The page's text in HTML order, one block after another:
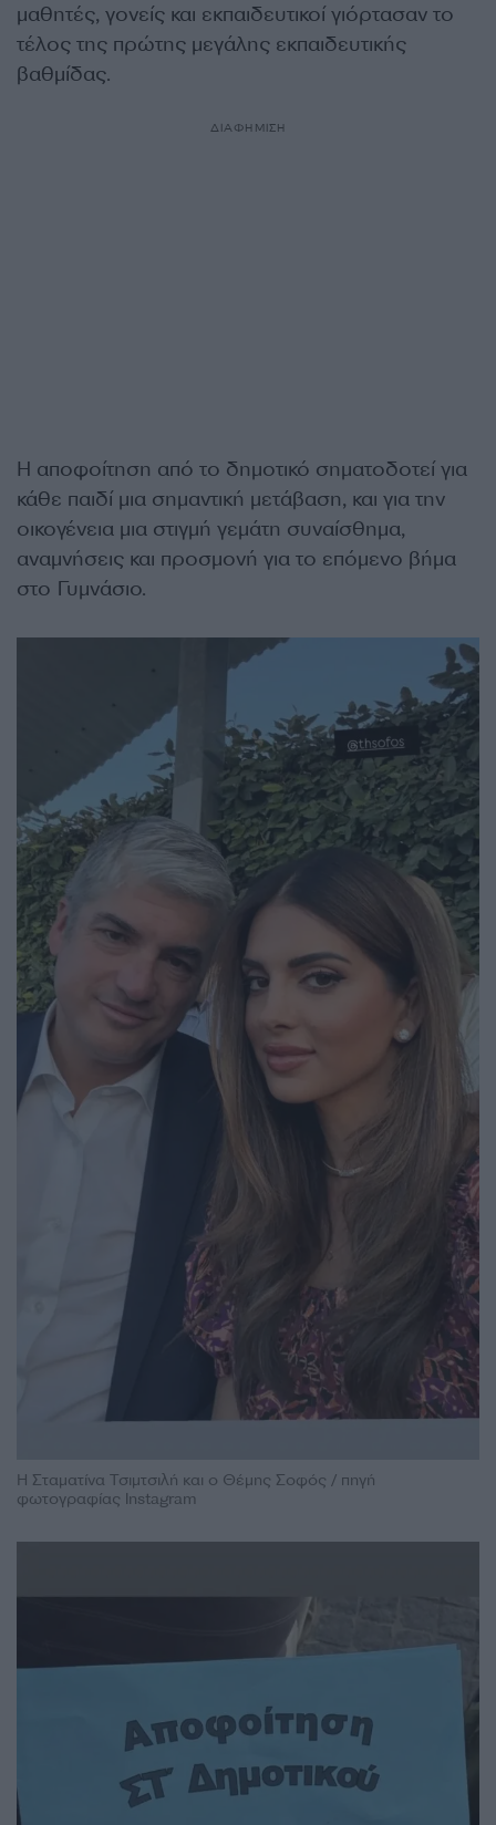
μαθητές, γονείς και εκπαιδευτικοί γιόρτασαν το
τέλος της πρώτης μεγάλης εκπαιδευτικής
βαθμίδας.
ΔΙΑΦΗΜΙΣΗ
Η αποφοίτηση από το δημοτικό σηματοδοτεί για
κάθε παιδί μια σημαντική μετάβαση, και για την
οικογένεια μια στιγμή γεμάτη συναίσθημα,
αναμνήσεις και προσμονή για το επόμενο βήμα
στο Γυμνάσιο.
Η Σταματίνα Τσιμτσιλή και ο Θέμης Σοφός / πηγή
φωτογραφίας Instagram